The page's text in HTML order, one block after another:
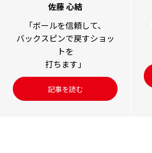
佐藤 心結
「ボールを信頼して、
バックスピンで戻すショッ
トを
打ちます」
記事を読む